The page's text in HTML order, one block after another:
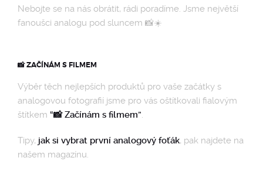
Nebojte se na nás obrátit, rádi poradíme. Jsme největší
fanoušci analogu pod sluncem 📸☀️
📸 ZAČÍNÁM S FILMEM
Výběr těch nejlepších produktů pro vaše začátky s
analogovou fotografií jsme pro vás oštítkovali fialovým
štítkem “📸 Začínám s filmem”
Tipy, jak si vybrat první analogový foťák, pak najdete na
našem magazínu.